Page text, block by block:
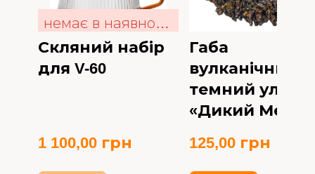
немає в наявності
Скляний набір
для V-60
1 100,00 грн
Габа
вулканічний
темний улун
«Дикий Мед»
125,00 грн